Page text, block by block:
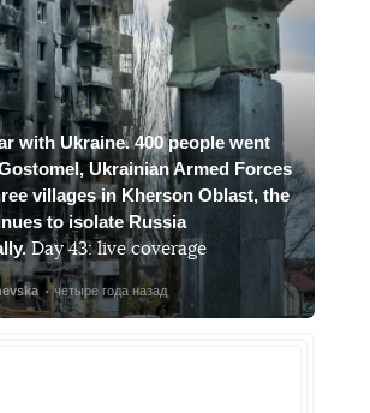
with Ukraine. 400 people went
Ukrainian Armed Forces
villages in Kherson Oblast, the
to isolate Russia
Day 43: live coverage
четыре года назад